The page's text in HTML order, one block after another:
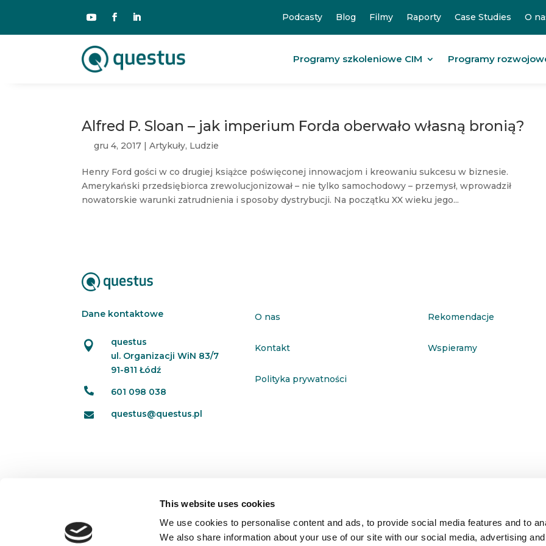
This website uses cookies
We use cookies to personalise content and ads, to provide social media features and to
We also share information about your use of our site with our social media, advertising
Podcasty Blog Filmy Raporty Case Studies O
Programy szkoleniowe CIM Programy
Alfred P. Sloan – jak imperium Forda oberwało własną bronią?
gru 4, 2017 |Artykuły, Ludzie
Henry Ford gości w co drugiej książce poświęconej innowacjom i kreowaniu sukcesu w biznesie.
Amerykański przedsiębiorca zrewolucjonizował – nie tylko samochodowy – przemysł, wprowadził
nowatorskie warunki zatrudnienia i sposoby dystrybucji. Na początku XX wieku jego...
Dane kontaktowe

questus
ul. Organizacji WiN 83/7
91-811 Łódź
 601 098 038
 questus@questus.pl
O nas
Kontakt
Polityka prywatności
Rekomendacje
Wspieramy